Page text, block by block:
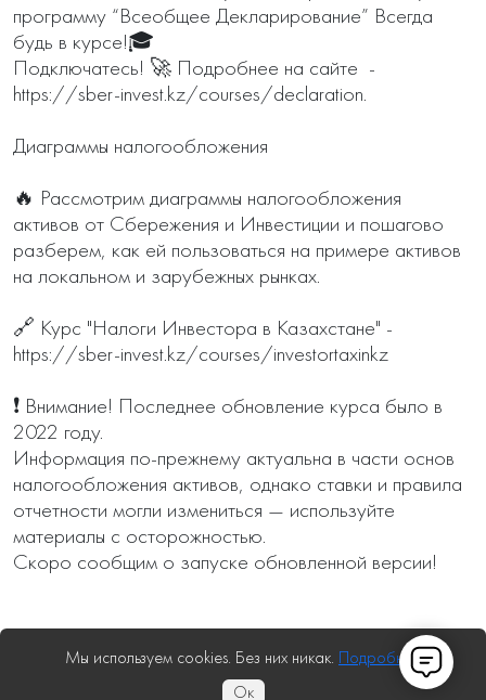
Мы используем cookies. Без них никак. Подробнее
Ок
программу “Всеобщее Декларирование” Всегда
будь в курсе!🎓
Подключатесь! 🚀 Подробнее на сайте  -
https://sber-invest.kz/courses/declaration.
Диаграммы налогообложения
🔥 Рассмотрим диаграммы налогообложения
активов от Сбережения и Инвестиции и пошагово
разберем, как ей пользоваться на примере активов
на локальном и зарубежных рынках.
🔗 Курс "Налоги Инвестора в Казахстане" -
https://sber-invest.kz/courses/investortaxinkz
❗ Внимание! Последнее обновление курса было в
2022 году.
Информация по-прежнему актуальна в части основ
налогообложения активов, однако ставки и правила
отчетности могли измениться — используйте
материалы с осторожностью.
Скоро сообщим о запуске обновленной версии!
Сбережения и Инвестиции – это проект, направленный на